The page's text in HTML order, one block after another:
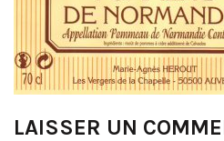
LAISSER UN